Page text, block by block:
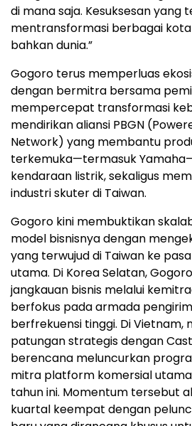
di mana saja. Kesuksesan yang
mentransformasi berbagai kota
bahkan dunia.”
Gogoro terus memperluas
dengan bermitra bersama
mempercepat transformasi
mendirikan aliansi PBGN
Network) yang membantu
terkemuka—termasuk
kendaraan listrik, sekaligus
industri skuter di Taiwan.
Gogoro kini membuktikan
model bisnisnya dengan
yang terwujud di Taiwan ke
utama. Di Korea Selatan,
jangkauan bisnis melalui
berfokus pada armada
berfrekuensi tinggi. Di Vietnam,
patungan strategis dengan
berencana meluncurkan
mitra platform komersial
tahun ini. Momentum tersebut
kuartal keempat dengan